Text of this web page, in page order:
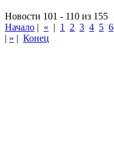
Новости 101 - 110 из 155
Начало | « | 1 2 3 4 5 6
| » | Конец